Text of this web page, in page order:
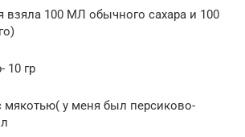
взяла 100 МЛ обычного сахара и 100
10 гр
у меня был персиково-